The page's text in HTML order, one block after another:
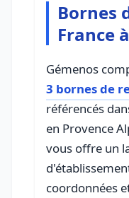
Bornes
France
Gémenos
3 bornes de
référencés
en Provence
vous offre un
coordonnées